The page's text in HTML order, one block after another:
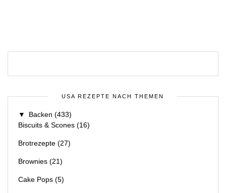
USA REZEPTE NACH THEMEN
▼ Backen (433)
Biscuits & Scones (16)
Brotrezepte (27)
Brownies (21)
Cake Pops (5)